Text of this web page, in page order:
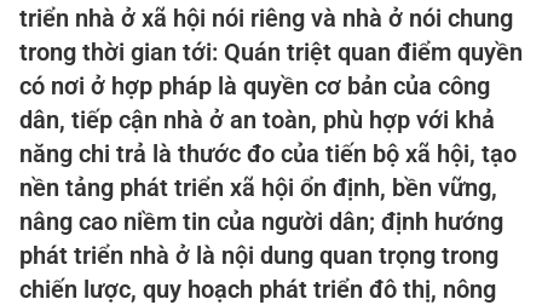
triển nhà ở xã hội nói riêng và nhà ở nói chung
trong thời gian tới: Quán triệt quan điểm quyền
có nơi ở hợp pháp là quyền cơ bản của công
dân, tiếp cận nhà ở an toàn, phù hợp với khả
năng chi trả là thước đo của tiến bộ xã hội, tạo
nền tảng phát triển xã hội ổn định, bền vững,
nâng cao niềm tin của người dân; định hướng
phát triển nhà ở là nội dung quan trọng trong
chiến lược, quy hoạch phát triển đô thị, nông